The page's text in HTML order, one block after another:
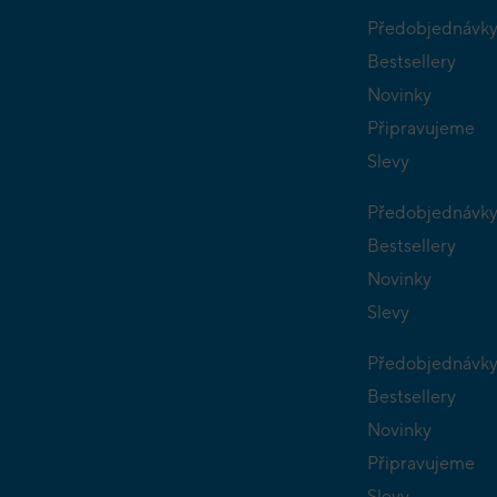
Předobjednávky
Bestsellery
Novinky
Připravujeme
Slevy
Předobjednávky
Bestsellery
Novinky
Slevy
Předobjednávky
Bestsellery
Novinky
Připravujeme